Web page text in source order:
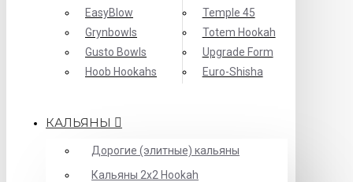
EasyBlow
Grynbowls
Gusto Bowls
Hoob Hookahs
Temple 45
Totem Hookah
Upgrade Form
Еuro-Shisha
КАЛЬЯНЫ
Дорогие (элитные) кальяны
Кальяны 2х2 Hookah